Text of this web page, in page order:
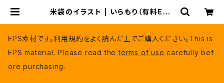
米袋のイラスト | いらもり（有料EPS
EPS素材です。利用規約をよく読んだ上でご購入ください。This is
EPS material. Please read theterms of use carefully bef
ore purchasing.